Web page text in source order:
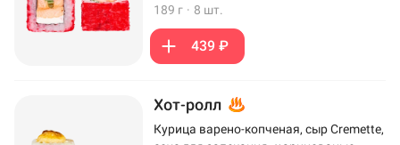
189 г · 8 шт.
439 ₽
Хот-ролл
Курица варено-копченая, сыр Cremette,